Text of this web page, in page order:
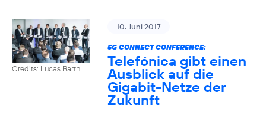
Credits: Lucas Barth
10. Juni 2017
5G CONNECT CONFERENCE:
Telefónica gibt einen
Ausblick auf die
Gigabit-Netze der
Zukunft